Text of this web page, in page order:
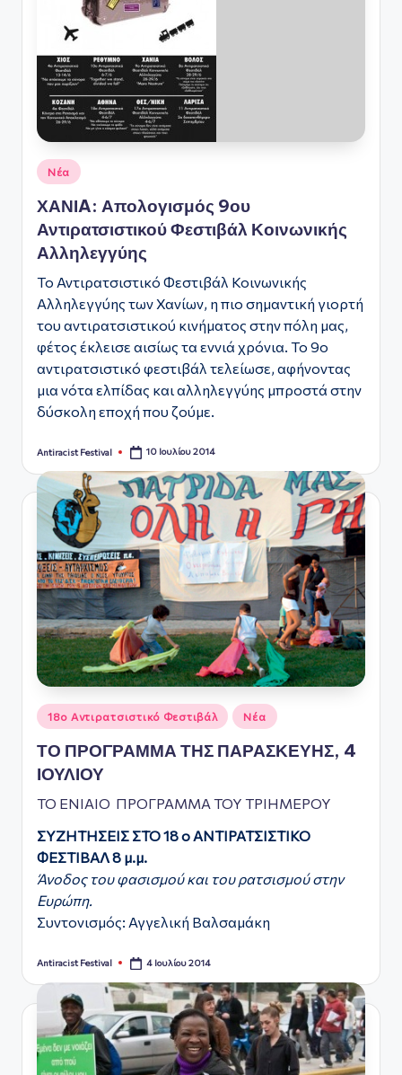
Φ
σ
τι
β
ά
λ
Α
θ
ή
ν
α
ς
Αναρτήθηκε
σε
Νέα
ΧΑΝΙA: Απολογισμός 9ου
Αντιρατσιστικού Φεστιβάλ Κοινωνικής
Αλληλεγγύης
Το Αντιρατσιστικό Φεστιβάλ Κοινωνικής
Αλληλεγγύης των Χανίων, η πιο σημαντική γιορτή
του αντιρατσιστικού κινήματος στην πόλη μας,
φέτος έκλεισε αισίως τα εννιά χρόνια. Το 9ο
αντιρατσιστικό φεστιβάλ τελείωσε, αφήνοντας
μια νότα ελπίδας και αλληλεγγύης μπροστά στην
δύσκολη εποχή που ζούμε.
Συγγραφέας:
Antiracist Festival 10 Ιουλίου 2014
Αναρτήθηκε
σε
18ο Αντιρατσιστικό Φεστιβάλ Νέα
ΤΟ ΠΡΟΓΡΑΜΜΑ ΤΗΣ ΠΑΡΑΣΚΕΥΗΣ, 4
ΙΟΥΛΙΟΥ
ΤΟ ΕΝΙΑΙΟ ΠΡΟΓΡΑΜΜΑ ΤΟΥ ΤΡΙΗΜΕΡΟΥ
ΣΥΖΗΤΗΣΕΙΣ ΣΤΟ 18 ο ΑΝΤΙΡΑΤΣΙΣΤΙΚΟ
ΦΕΣΤΙΒΑΛ8 μ.μ.
Άνοδος του φασισμού και του ρατσισμού στην
Ευρώπη.
Συντονισμός: Αγγελική Βαλσαμάκη
Συγγραφέας:
Antiracist Festival 4 Ιουλίου 2014